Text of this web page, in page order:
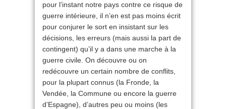
pour l’instant notre pays contre ce risque de
guerre intérieure, il n’en est pas moins écrit
pour conjurer le sort en insistant sur les
décisions, les erreurs (mais aussi la part de
contingent) qu’il y a dans une marche à la
guerre civile. On découvre ou on
redécouvre un certain nombre de conflits,
pour la plupart connus (la Fronde, la
Vendée, la Commune ou encore la guerre
d’Espagne), d’autres peu ou moins (les